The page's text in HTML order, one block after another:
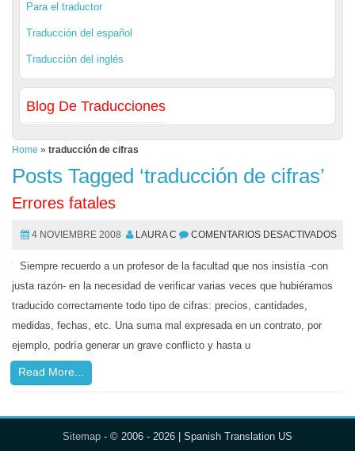
Para el traductor
Traducción del español
Traducción del inglés
Blog De Traducciones
Home » traducción de cifras
Posts Tagged ‘traducción de cifras’
Errores fatales
4 NOVIEMBRE 2008 LAURA C COMENTARIOS DESACTIVADOS
Siempre recuerdo a un profesor de la facultad que nos insistía -con
justa razón- en la necesidad de verificar varias veces que hubiéramos
traducido correctamente todo tipo de cifras: precios, cantidades,
medidas, fechas, etc. Una suma mal expresada en un contrato, por
ejemplo, podría generar un grave conflicto y hasta u
Read More...
Sitemap - © 2006 - 2026 | Spanish Translation US